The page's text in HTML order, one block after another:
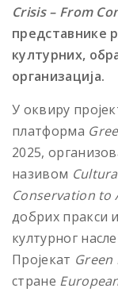
Crisis–From
представнике
културних,
организација.
У оквиру
платформа
2025,
називом
Conservation to
добрих пракси
културног
Пројекат
стране